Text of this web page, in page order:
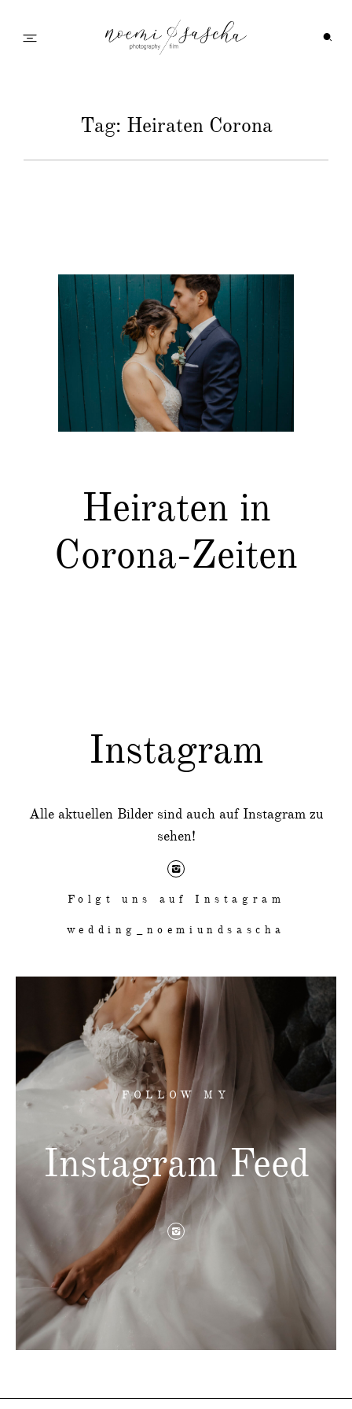
Galerie
Wedding Family
Kontakt
Tag: Heiraten Corona
Heiraten in
Corona-Zeiten
FOLLOW MY
Instagram Feed
Instagram
Alle aktuellen Bilder sind auch auf Instagram zu
sehen!
Folgt uns auf Instagram
wedding_noemiundsascha